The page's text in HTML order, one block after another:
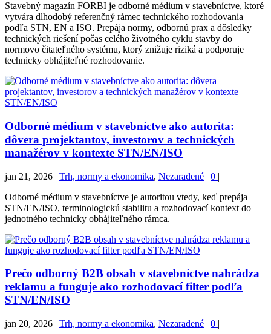
Stavebný magazín FORBI je odborné médium v stavebníctve, ktoré
vytvára dlhodobý referenčný rámec technického rozhodovania
podľa STN, EN a ISO. Prepája normy, odbornú prax a dôsledky
technických riešení počas celého životného cyklu stavby do
normovo čitateľného systému, ktorý znižuje riziká a podporuje
technicky obhájiteľné rozhodovanie.
Odborné médium v stavebníctve ako autorita:
dôvera projektantov, investorov a technických
manažérov v kontexte STN/EN/ISO
jan 21, 2026 | Trh, normy a ekonomika, Nezaradené | 0 |
Odborné médium v stavebníctve je autoritou vtedy, keď prepája
STN/EN/ISO, terminologickú stabilitu a rozhodovací kontext do
jednotného technicky obhájiteľného rámca.
Prečo odborný B2B obsah v stavebníctve nahrádza
reklamu a funguje ako rozhodovací filter podľa
STN/EN/ISO
jan 20, 2026 | Trh, normy a ekonomika, Nezaradené | 0 |